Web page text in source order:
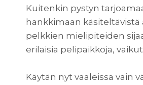
Kuitenkin pystyn
hankkimaan
pelkkien mielipiteiden
erilaisia pelipaikkoja,
Käytän nyt vaaleissa vain